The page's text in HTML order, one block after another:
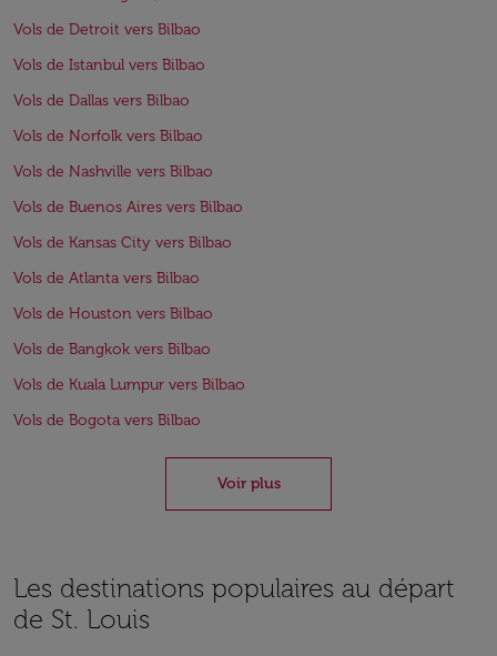
Vols de Detroit vers Bilbao
Vols de Istanbul vers Bilbao
Vols de Dallas vers Bilbao
Vols de Norfolk vers Bilbao
Vols de Nashville vers Bilbao
Vols de Buenos Aires vers Bilbao
Vols de Kansas City vers Bilbao
Vols de Atlanta vers Bilbao
Vols de Houston vers Bilbao
Vols de Bangkok vers Bilbao
Vols de Kuala Lumpur vers Bilbao
Vols de Bogota vers Bilbao
Voir plus
Les destinations populaires au départ
de St. Louis